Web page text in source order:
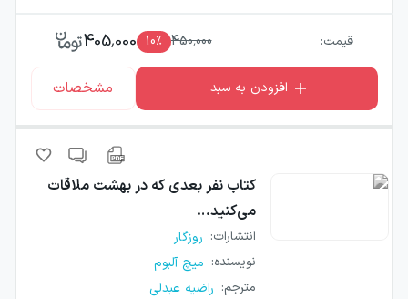
قیمت: 450,000
10٪ 405,000
افزودن به سبد مشخصات
کتاب نفر بعدی که در بهشت ملاقات
می‌کنید…
انتشارات: روزگار
نویسنده: میچ آلبوم
مترجم: راضیه عبدلی